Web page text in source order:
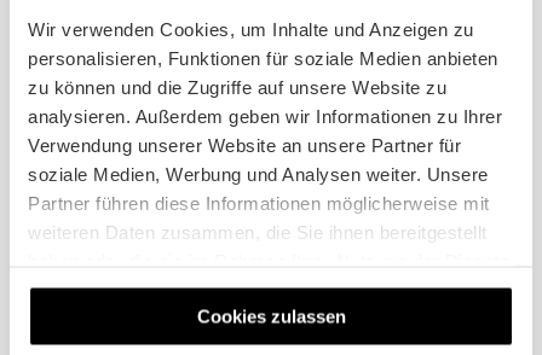
Wir verwenden Cookies, um Inhalte und Anzeigen zu
personalisieren, Funktionen für soziale Medien anbieten
zu können und die Zugriffe auf unsere Website zu
analysieren. Außerdem geben wir Informationen zu Ihrer
Verwendung unserer Website an unsere Partner für
soziale Medien, Werbung und Analysen weiter. Unsere
Partner führen diese Informationen möglicherweise mit
weiteren Daten zusammen, die Sie ihnen bereitgestellt
gesammelt haben.
Cookies zulassen